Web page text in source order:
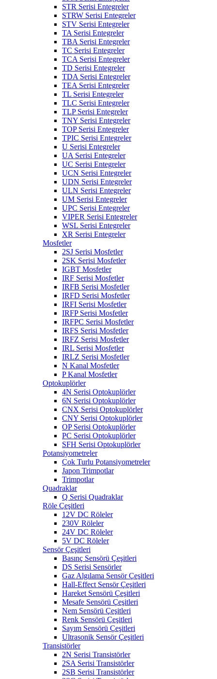
STR Serisi Entegreler
STRW Serisi Entegreler
STV Serisi Entegreler
TA Serisi Entegreler
TBA Serisi Entegreler
TC Serisi Entegreler
TCA Serisi Entegreler
TD Serisi Entegreler
TDA Serisi Entegreler
TEA Serisi Entegreler
TL Serisi Entegreler
TLC Serisi Entegreler
TLP Serisi Entegreler
TNY Serisi Entegreler
TOP Serisi Entegreler
TPIC Serisi Entegreler
U Serisi Entegreler
UA Serisi Entegreler
UC Serisi Entegreler
UCN Serisi Entegreler
UDN Serisi Entegreler
ULN Serisi Entegreler
UM Serisi Entegreler
UPC Serisi Entegreler
VIPER Serisi Entegreler
WSL Serisi Entegreler
XR Serisi Entegreler
Mosfetler
2SJ Serisi Mosfetler
2SK Serisi Mosfetler
IGBT Mosfetler
IRF Serisi Mosfetler
IRFB Serisi Mosfetler
IRFD Serisi Mosfetler
IRFI Serisi Mosfetler
IRFP Serisi Mosfetler
IRFPC Serisi Mosfetler
IRFS Serisi Mosfetler
IRFZ Serisi Mosfetler
IRL Serisi Mosfetler
IRLZ Serisi Mosfetler
N Kanal Mosfetler
P Kanal Mosfetler
Optokuplörler
4N Serisi Optokuplörler
6N Serisi Optokuplörler
CNX Serisi Optokuplörler
CNY Serisi Optokuplörler
OP Serisi Optokuplörler
PC Serisi Optokuplörler
SFH Serisi Optokuplörler
Potansiyometreler
Çok Turlu Potansiyometreler
Japon Trimpotlar
Trimpotlar
Quadraklar
Q Serisi Quadraklar
Röle Çeşitleri
12V DC Röleler
230V Röleler
24V DC Röleler
5V DC Röleler
Sensör Çeşitleri
Basınç Sensörü Çeşitleri
DS Serisi Sensörler
Gaz Algılama Sensör Çeşitleri
Hall-Effect Sensör Çeşitleri
Hareket Sensörü Çeşitleri
Mesafe Sensörü Çeşitleri
Nem Sensörü Çeşitleri
Renk Sensörü Çeşitleri
Sayım Sensörü Çeşitleri
Ultrasonik Sensör Çeşitleri
Transistörler
2N Serisi Transistörler
2SA Serisi Transistörler
2SB Serisi Transistörler